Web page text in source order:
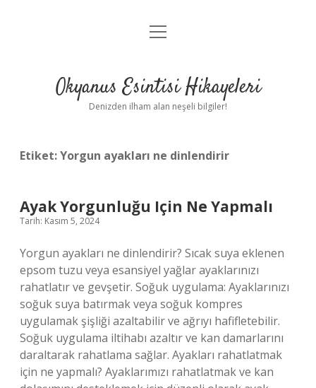
Anasayfa
Yasal Uyarı
menüyü
Okyanus Esintisi Hikayeleri
Denizden ilham alan neşeli bilgiler!
Etiket:Yorgun ayakları ne dinlendirir
Ayak Yorgunluğu Için Ne Yapmalı
Tarih: Kasım 5, 2024
Yorgun ayakları ne dinlendirir? Sıcak suya eklenen
epsom tuzu veya esansiyel yağlar ayaklarınızı
rahatlatır ve gevşetir. Soğuk uygulama: Ayaklarınızı
soğuk suya batırmak veya soğuk kompres
uygulamak şişliği azaltabilir ve ağrıyı hafifletebilir.
Soğuk uygulama iltihabı azaltır ve kan damarlarını
daraltarak rahatlama sağlar. Ayakları rahatlatmak
için ne yapmalı? Ayaklarımızı rahatlatmak ve kan